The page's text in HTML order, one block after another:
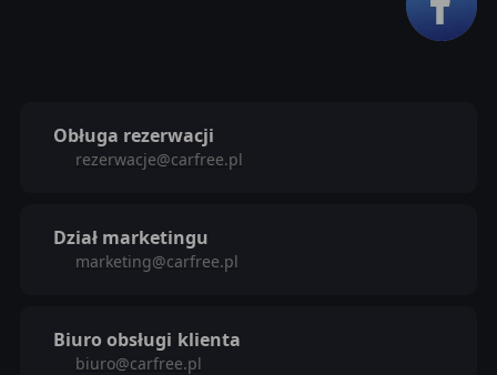
Obługa rezerwacji
rezerwacje@carfree.pl
Dział marketingu
marketing@carfree.pl
Biuro obsługi klienta
biuro@carfree.pl